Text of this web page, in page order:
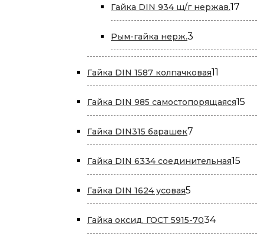
Гайка DIN 934 ш/г нержав.17
Рым-гайка нерж.3
товара
Гайка DIN 1587 колпачковая11
товаров
Гайка DIN 985 самостопорящаяся15
Гайка DIN315 барашек7
товаров
Гайка DIN 6334 соединительная15
Гайка DIN 1624 усовая5
товаров
Гайка оксид. ГОСТ 5915-703434
товара